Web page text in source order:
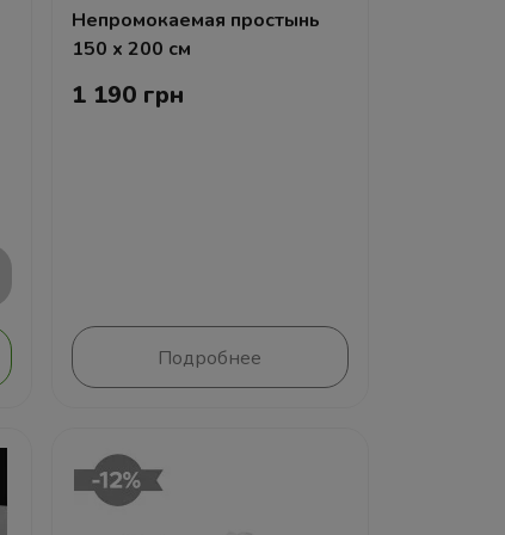
Непромокаемая простынь
150 х 200 см
1 190 грн
Подробнее